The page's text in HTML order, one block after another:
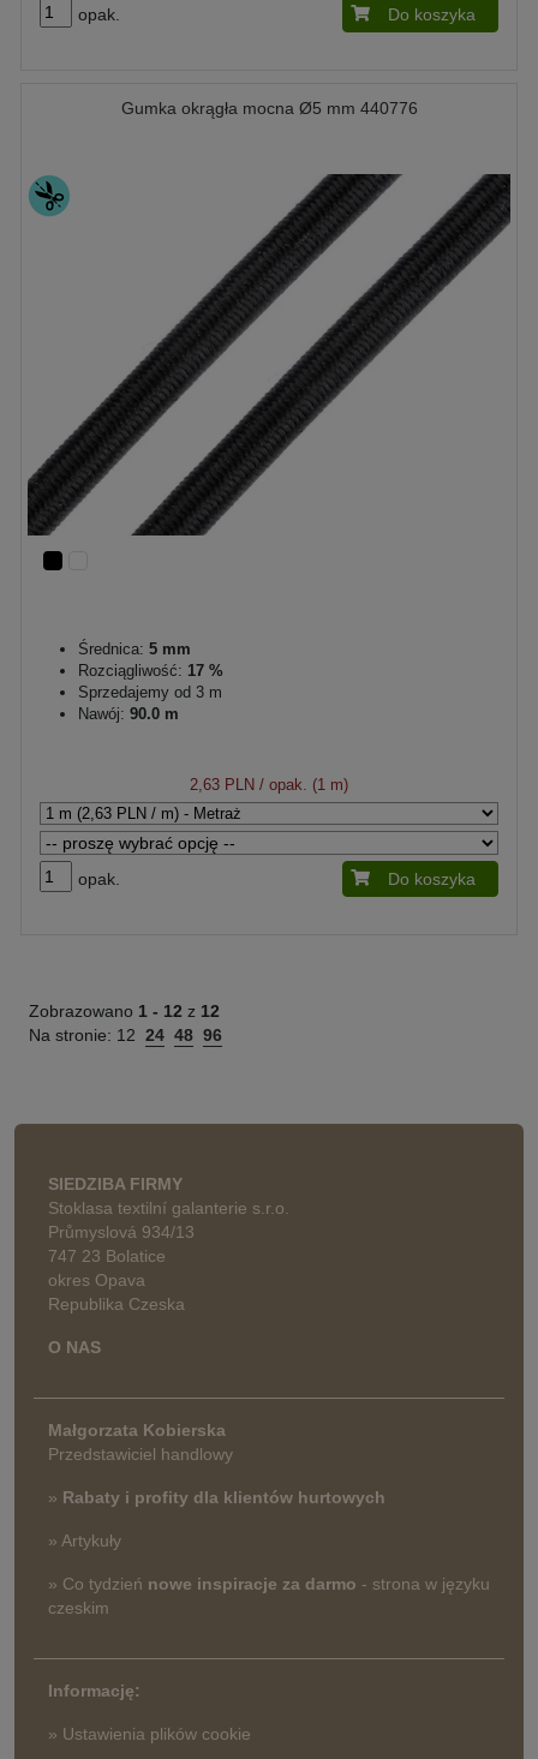
opak. Do koszyka
Gumka okrągła mocna Ø5 mm 440776
Średnica: 5 mm
Rozciągliwość: 17 %
Sprzedajemy od 3 m
Nawój: 90.0 m
2,63 PLN / opak. (1 m)
opak. Do koszyka
Zobrazowano 1 - 12 z 12
Na stronie: 12 24 48 96
SIEDZIBA FIRMY
Stoklasa textilní galanterie s.r.o.
Průmyslová 934/13
747 23 Bolatice
okres Opava
Republika Czeska
O NAS
Małgorzata Kobierska
Przedstawiciel handlowy
» Rabaty i profity dla klientów hurtowych
» Artykuły
» Co tydzień nowe inspiracje za darmo - strona w języku
czeskim
Informację:
» Ustawienia plików cookie